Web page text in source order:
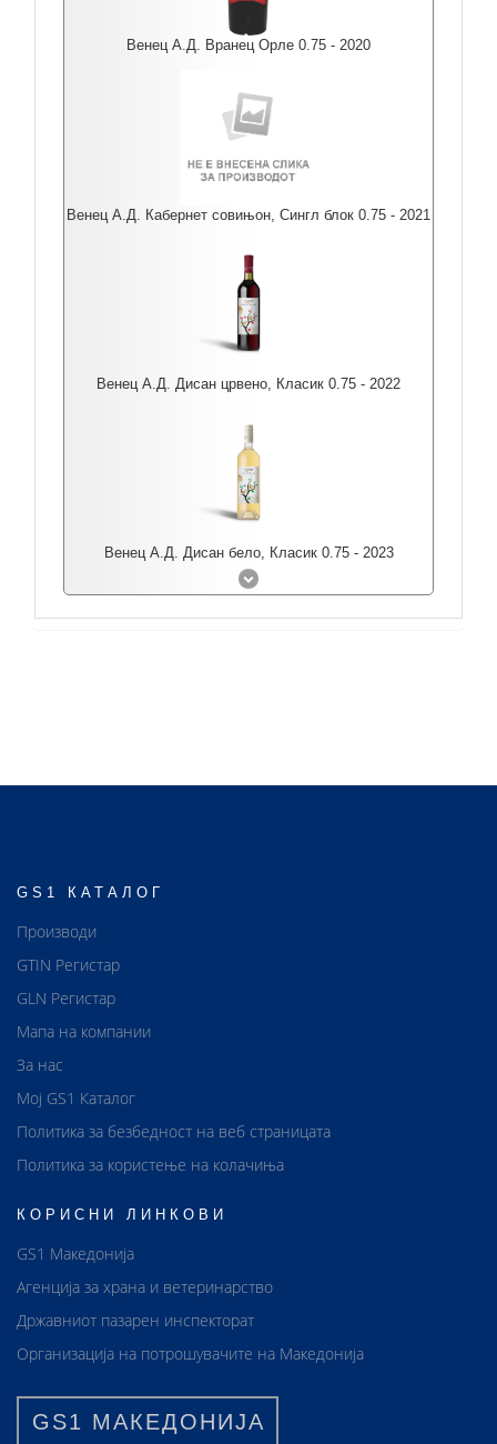
Венец А.Д. Вранец Орле 0.75 - 2020
Венец А.Д. Кабернет совињон, Сингл блок 0.75 - 2021
Венец А.Д. Дисан црвено, Класик 0.75 - 2022
Венец А.Д. Дисан бело, Класик 0.75 - 2023
GS1 КАТАЛОГ
Производи
GTIN Регистар
GLN Регистар
Мапа на компании
За нас
Мој GS1 Каталог
Политика за безбедност на веб страницата
Политика за користење на колачиња
КОРИСНИ ЛИНКОВИ
GS1 Македонија
Агенција за храна и ветеринарство
Државниот пазарен инспекторат
Организација на потрошувачите на Македонија
GS1 МАКЕДОНИЈА